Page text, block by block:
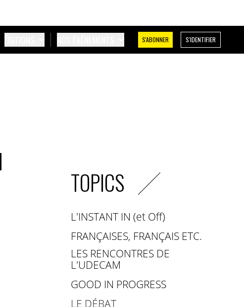
S'ABONNER S'IDENTIFIER
TOPICS
L'INSTANT IN (et Off)
FRANÇAISES, FRANÇAIS ETC.
LES RENCONTRES DE
L'UDECAM
GOOD IN PROGRESS
LE DÉBAT